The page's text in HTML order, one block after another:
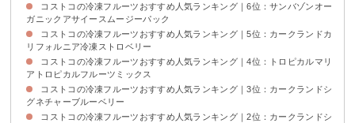
トロピカルマリアゴールデンベリー入りスムージーミックスの商品情報【値
段・産地など】
トロピカルマリアゴールデンベリー入りスムージーミックスのカロリー・糖
質など栄養成分
トロピカルマリアゴールデンベリー入りスムージーミックスの味わい
コストコの冷凍フルーツおすすめ人気ランキング｜6位：サンバゾンオー
ガニックアサイースムージーパック
サンバゾンオーガニックアサイースムージーパックの商品情報【値段・産地
など】
サンバゾンオーガニックアサイースムージーパックのカロリー・糖質など栄
養成分
サンバゾンオーガニックアサイースムージーパックの味わい
コストコの冷凍フルーツおすすめ人気ランキング｜5位：カークランドカ
リフォルニア冷凍ストロベリー
カークランドカリフォルニア冷凍ストロベリーの商品情報【値段・産地な
ど】
カークランドカリフォルニア冷凍ストロベリーのカロリー・糖質など栄養成
分
カークランドカリフォルニア冷凍ストロベリーの味わい
コストコの冷凍フルーツおすすめ人気ランキング｜4位：トロピカルマリ
アトロピカルフルーツミックス
トロピカルマリアトロピカルフルーツミックスの商品情報【値段・産地な
ど】
トロピカルマリアトロピカルフルーツミックスのカロリー・糖質など栄養成
分
トロピカルマリアトロピカルフルーツミックスの味わい
コストコの冷凍フルーツおすすめ人気ランキング｜3位：カークランドシ
グネチャーブルーベリー
カークランドシグネチャーブルーベリーの商品情報【値段・産地など】
カークランドシグネチャーブルーベリーのカロリー・糖質など栄養成分
カークランドシグネチャーブルーベリーの味わい
コストコの冷凍フルーツおすすめ人気ランキング｜2位：カークランドシ